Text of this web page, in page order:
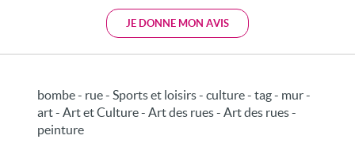
JE DONNE MON AVIS
bombe - rue - Sports et loisirs - culture - tag - mur -
art - Art et Culture - Art des rues - Art des rues -
peinture